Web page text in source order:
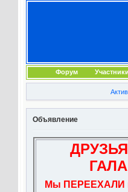
Форум Участники
Объявление
Мы ПЕРЕЕХАЛИ